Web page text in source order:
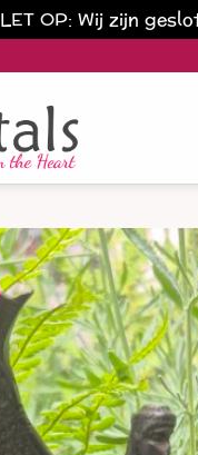
LET OP: Wij zijn